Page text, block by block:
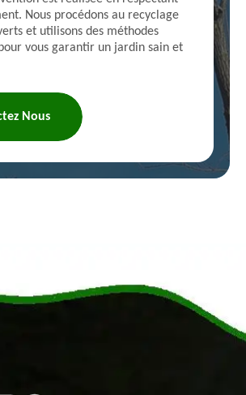
Nous procédons au recyclage
et utilisons des méthodes
vous garantir un jardin sain et
Nous